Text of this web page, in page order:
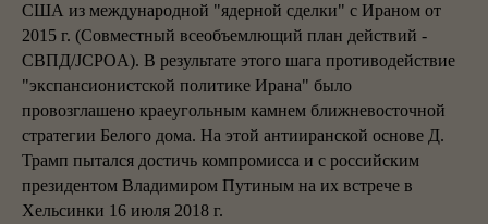
США из международной "ядерной сделки" с Ираном от
2015 г. (Совместный всеобъемлющий план действий -
СВПД/JCPOA). В результате этого шага противодействие
"экспансионистской политике Ирана" было
провозглашено краеугольным камнем ближневосточной
стратегии Белого дома. На этой антииранской основе Д.
Трамп пытался достичь компромисса и с российским
президентом Владимиром Путиным на их встрече в
Хельсинки 16 июля 2018 г.